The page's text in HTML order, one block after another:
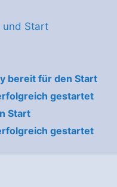
und Start
bereit für den Start
gestartet
Start
gestartet